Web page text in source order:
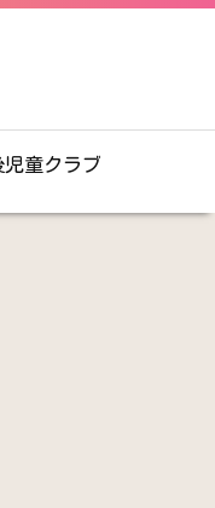
児童クラブ